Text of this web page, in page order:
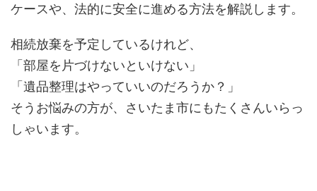
ケースや、法的に安全に進める方法を解説します。
相続放棄を予定しているけれど、
「部屋を片づけないといけない」
「遺品整理はやっていいのだろうか？」
そうお悩みの方が、さいたま市にもたくさんいらっ
しゃいます。